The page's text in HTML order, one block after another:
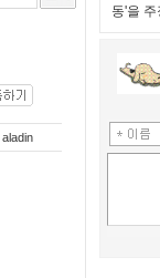
aladin
동'을